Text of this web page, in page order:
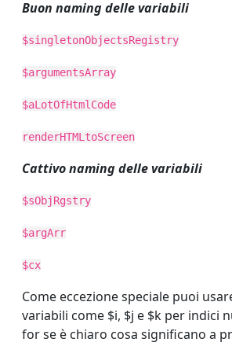
Buon naming delle variabili
$singletonObjectsRegistry
$argumentsArray
$aLotOfHtmlCode
renderHTMLtoScreen
Cattivo naming delle variabili
$sObjRgstry
$argArr
$cx
Come eccezione speciale puoi
variabili come $i, $j e $k per indici
for se è chiaro cosa significano a